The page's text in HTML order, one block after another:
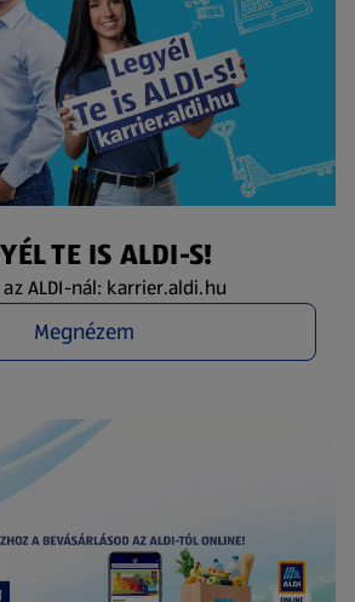
TE IS ALDI-S!
ALDI-nál: karrier.aldi.hu
Megnézem